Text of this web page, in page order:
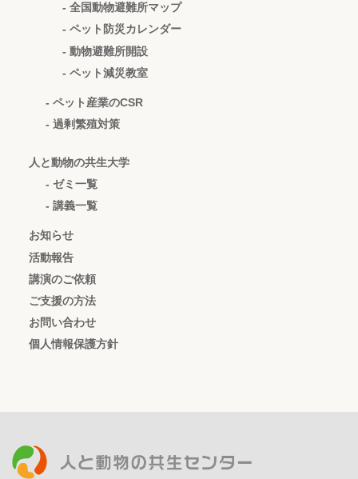
- 全国動物避難所マップ
- ペット防災カレンダー
- 動物避難所開設
- ペット減災教室
- ペット産業のCSR
- 過剰繁殖対策
人と動物の共生大学
- ゼミ一覧
- 講義一覧
お知らせ
活動報告
講演のご依頼
ご支援の方法
お問い合わせ
個人情報保護方針